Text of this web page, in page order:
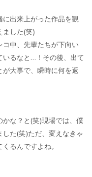
出来上がった作品を観
ました(笑)
コ中、先輩たちが下向い
いるなと…！その後、出て
大事で、瞬時に何を返
な？と(笑)現場では、僕
た(笑)ただ、変えなきゃ
るんですよね。